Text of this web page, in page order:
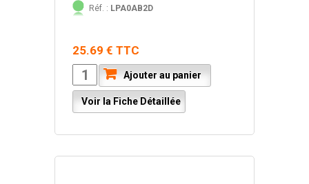
Réf. : LPA0AB2D
25.69 € TTC
Ajouter au panier
Voir la Fiche Détaillée